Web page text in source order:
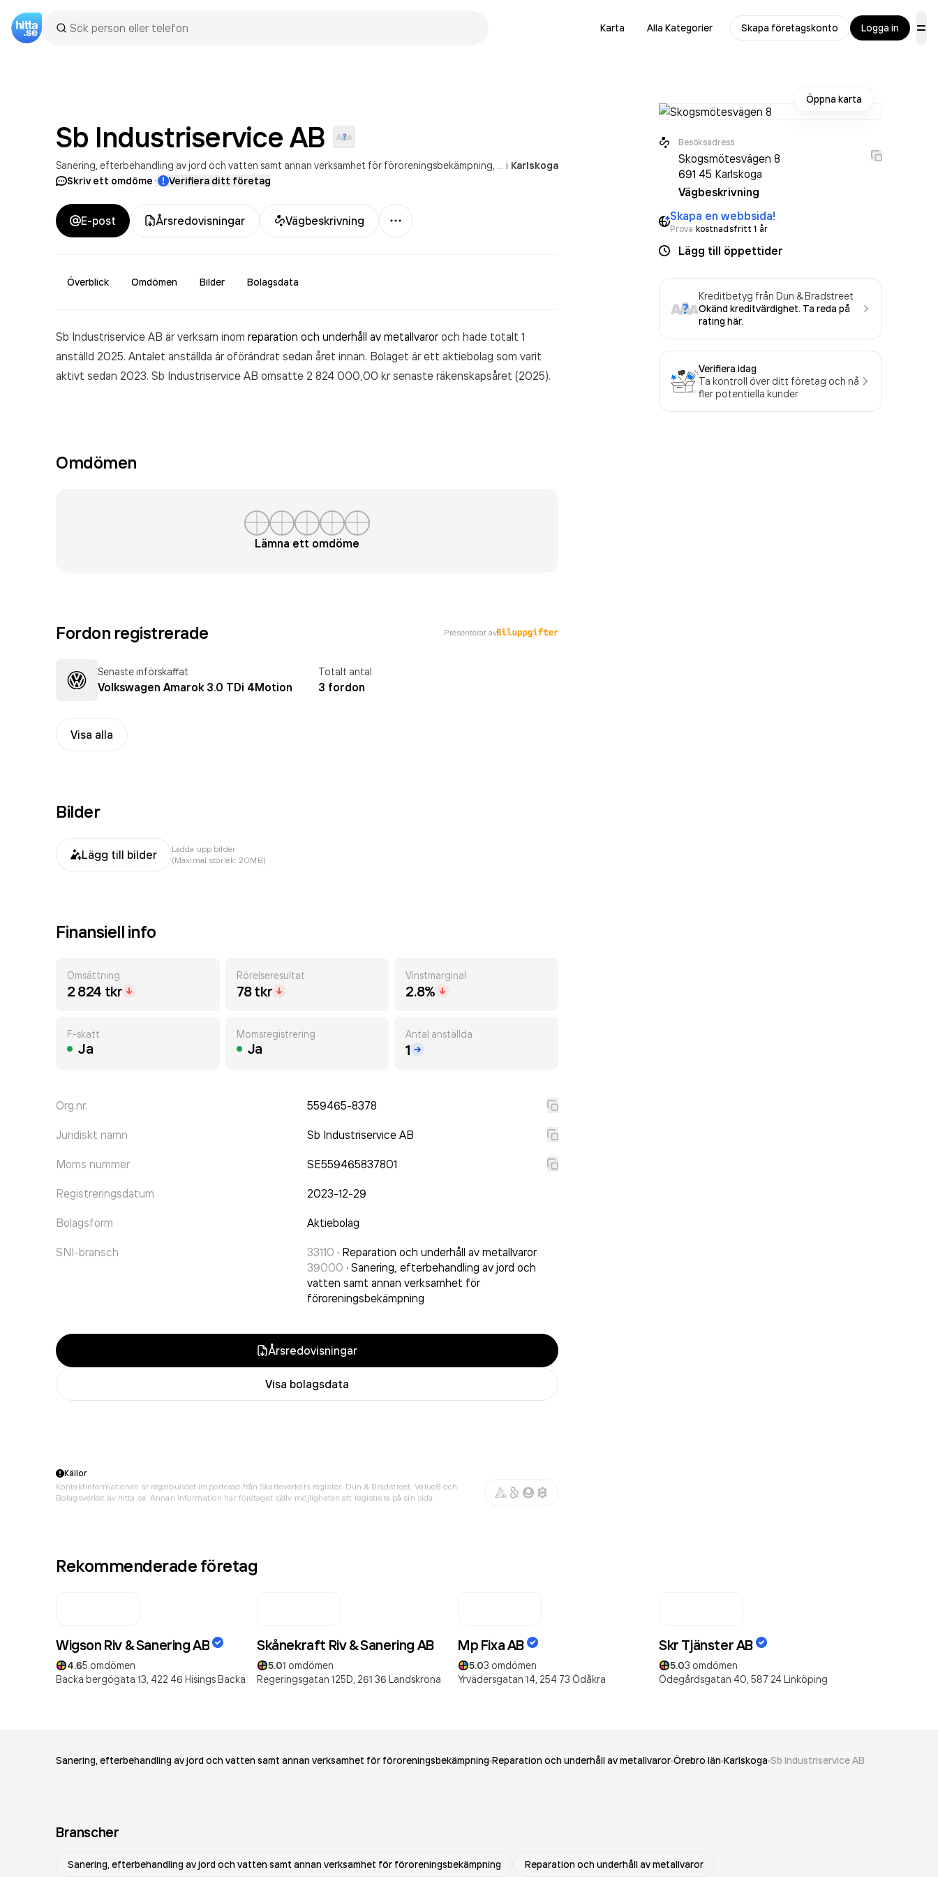
Karta Alla Kategorier Skapa företagskonto Logga in
Sb Industriservice AB
Sanering, efterbehandling av jord och vatten samt annan verksamhet för föroreningsbekämpning Reparation och underhåll av metallvaror
i Karlskoga
Skriv ett omdöme· Verifiera ditt företag
E-post Årsredovisningar Vägbeskrivning
Mer
Överblick Omdömen Bilder Bolagsdata
Sb Industriservice AB är verksam inom reparation och underhåll av metallvaroroch hade totalt 1
anställd 2025. Antalet anställda är oförändrat sedan året innan. Bolaget är ett aktiebolag som varit
aktivt sedan 2023. Sb Industriservice AB omsatte 2 824 000,00 krsenaste räkenskapsåret (2025).
Omdömen
Lämna ett omdöme
Fordon registrerade Presenterat av
Senaste införskaffat
Volkswagen Amarok 3.0 TDi 4Motion
Totalt antal
3 fordon
Visa alla
Bilder
Lägg till bilder
Ladda upp bilder
(Maximal storlek: 20MB)
Finansiell info
Omsättning
2 824 tkr
Rörelseresultat
78 tkr
Vinstmarginal
2.8%
F-skatt
Ja
Momsregistrering
Ja
Antal anställda
1
Org.nr. 559465-8378
Juridiskt namn Sb Industriservice AB
Moms nummer SE559465837801
Registreringsdatum 2023-12-29
Bolagsform Aktiebolag
SNI-bransch 33110 · Reparation och underhåll av metallvaror
39000 · Sanering, efterbehandling av jord och
vatten samt annan verksamhet för
föroreningsbekämpning
Årsredovisningar
Visa bolagsdata
Öppna karta
Besöksadress
Skogsmötesvägen 8
691 45 Karlskoga
Vägbeskrivning
Skapa en webbsida!
Prova kostnadsfritt 1 år
Lägg till öppettider
Kreditbetyg från Dun & Bradstreet
Okänd kreditvärdighet. Ta reda på
rating här.
Verifiera idag
Ta kontroll över ditt företag och nå
fler potentiella kunder
Källor
Kontaktinformationen är regelbundet importerad från Skatteverkets register, Dun & Bradstreet, Value8 och
Bolagsverket av hitta.se. Annan information har företaget själv möjligheten att registrera på sin sida.
Rekommenderade företag
Wigson Riv & Sanering AB
4.65 omdömen
Backa bergögata 13, 422 46 Hisings Backa
Skånekraft Riv & Sanering AB
5.01 omdömen
Regeringsgatan 125D, 261 36 Landskrona
Mp Fixa AB
5.03 omdömen
Yrvädersgatan 14, 254 73 Ödåkra
Skr Tjänster AB
5.03 omdömen
Ödegårdsgatan 40, 587 24 Linköping
Sanering, efterbehandling av jord och vatten samt annan verksamhet för föroreningsbekämpning Reparation och underhåll av metallvaror Örebro län Karlskoga Sb Industriservice AB
Branscher
Sanering, efterbehandling av jord och vatten samt annan verksamhet för föroreningsbekämpning Reparation och underhåll av metallvaror